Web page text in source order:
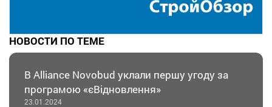
НОВОСТИ ПО ТЕМЕ
В Alliance Novobud уклали першу угоду за
програмою «єВідновлення»
23.01.2024